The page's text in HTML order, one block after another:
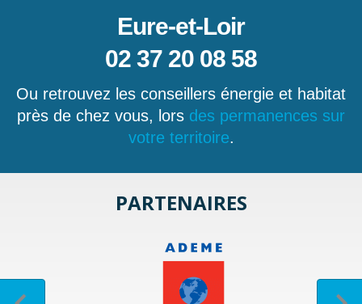
Eure-et-Loir
02 37 20 08 58
Ou retrouvez les conseillers énergie et habitat
près de chez vous, lors des permanences sur
votre territoire.
PARTENAIRES